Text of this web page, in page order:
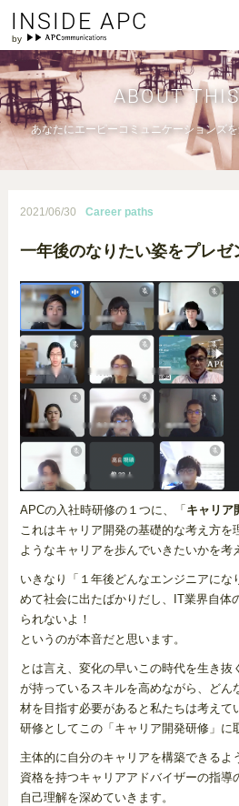
INSIDE APC
ABOUT
あなたにエーピーコミュニケーションズ
2021/06/30 Career paths
一年後のなりたい姿をプレゼ
APCの入社時研修の１つに、「 キャリア
これはキャリア開発の基礎的な考え方を
ようなキャリアを歩んでいきたいかを考
いきなり「１年後どんなエンジニアにな
めて社会に出たばかりだし、IT業界自
られないよ！
というのが本音だと思います。
とは言え、変化の早いこの時代を生き抜
が持っているスキルを高めながら、どん
材を目指す必要があると私たちは考えて
研修としてこの「キャリア開発研修」に
主体的に自分のキャリアを構築できるよ
資格を持つキャリアアドバイザーの指導
自己理解を深めていきます。